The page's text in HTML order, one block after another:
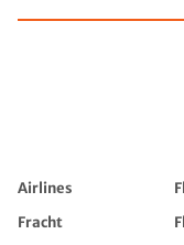
Airlines
Fracht